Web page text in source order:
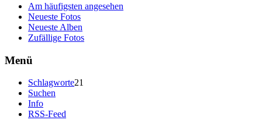
Am häufigsten angesehen
Neueste Fotos
Neueste Alben
Zufällige Fotos
Menü
Schlagworte21
Suchen
Info
RSS-Feed